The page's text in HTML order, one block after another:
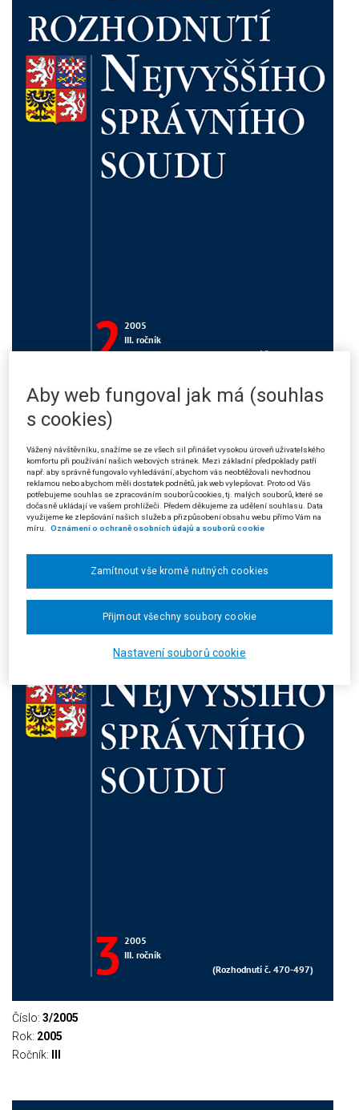
Číslo:2/2005
Rok: 2005
Číslo: 3/2005
Rok: 2005
Ročník:
Aby web fungoval jak má (souhlas
s cookies)
Vážený návštěvníku, snažíme se ze všech sil přinášet vysokou úroveň uživatelského
komfortu při používání našich webových stránek. Mezi základní předpoklady patří
např. aby správně fungovalo vyhledávání, abychom vás neobtěžovali nevhodnou
reklamou nebo abychom měli dostatek podnětů, jak web vylepšovat. Proto od Vás
potřebujeme souhlas se zpracováním souborů cookies, tj. malých souborů, které se
dočasně ukládají ve vašem prohlížeči. Předem děkujeme za udělení souhlasu. Data
využijeme ke zlepšování našich služeb a přizpůsobení obsahu webu přímo Vám na
míru.
Oznámení o ochraně osobních údajů a souborů cookie
Nastavení souborů cookie
Zamítnout vše kromě nutných cookies
Přijmout všechny soubory cookie